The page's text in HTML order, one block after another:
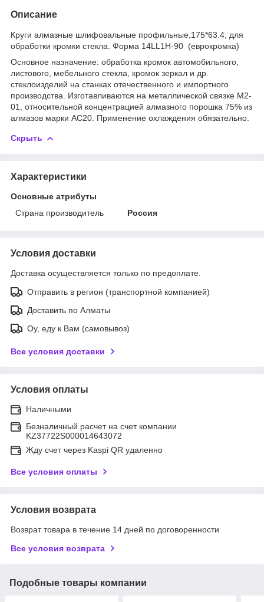
Описание
Круги алмазные шлифовальные профильные,175*63.4, для
обработки кромки стекла. Форма 14LL1H-90 (еврокромка)
Основное назначение: обработка кромок автомобильного,
листового, мебельного стекла, кромок зеркал и др.
стеклоизделий на станках отечественного и импортного
производства. Изготавливаются на металлической связке М2-
01, относительной концентрацией алмазного порошка 75% из
алмазов марки АС20. Применение охлаждения обязательно.
Скрыть
Характеристики
Основные атрибуты
Страна производитель
Россия
Условия доставки
Доставка осуществляется только по предоплате.
Отправить в регион (транспортной компанией)
Доставить по Алматы
Оу, еду к Вам (самовывоз)
Все условия доставки
Условия оплаты
Наличными
Безналичный расчет на счет компании
KZ37722S000014643072
Жду счет через Kaspi QR удаленно
Все условия оплаты
Условия возврата
Возврат товара в течение 14 дней по договоренности
Все условия возврата
Подобные товары компании